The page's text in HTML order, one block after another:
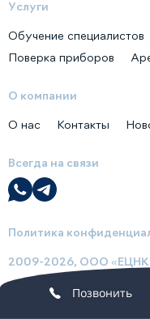
Услуги
Обучение специалистов
Поверка приборов
О компании
О нас Контакты
Всегда на связи
Политика
2009-2026, ООО
Сделано в Позвонить